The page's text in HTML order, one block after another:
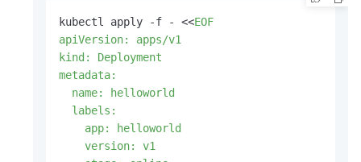
kubectl apply -f - <<EOF
apiVersion: apps/v1
kind: Deployment
metadata:
  name: helloworld
  labels:
    app: helloworld
    version: v1